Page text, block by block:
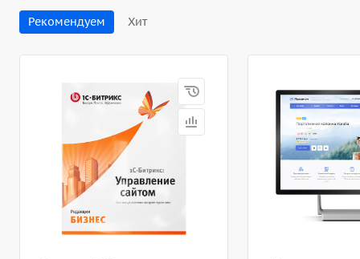
Рекомендуем Хит